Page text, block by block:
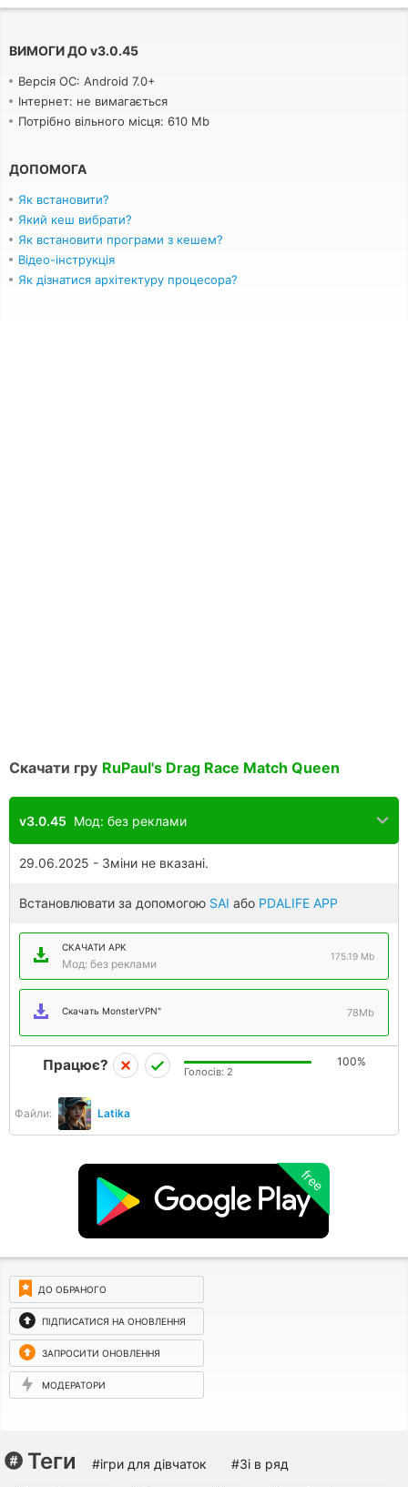
ВИМОГИ ДОv3.0.45
Версія ОС: Android 7.0+
Інтернет: не вимагається
Потрібно вільного місця: 610 Mb
ДОПОМОГА
Як встановити?
Який кеш вибрати?
Як встановити програми з кешем?
Відео-інструкція
Як дізнатися архітектуру процесора?
Скачати гру RuPaul's Drag Race Match Queen
v3.0.45 Мод: без реклами
29.06.2025 - Зміни не вказані.
Встановлювати за допомогою SAI або PDALIFE APP
СКАЧАТИ APK
Мод: без реклами
175.19 Mb
Скачать MonsterVPN" 78Mb
Файли: Latika
Працює? 100%
Голосів: 2
free
ДО ОБРАНОГО
ПІДПИСАТИСЯ НА ОНОВЛЕННЯ
ЗАПРОСИТИ ОНОВЛЕННЯ
МОДЕРАТОРИ
Теги #ігри для дівчаток #3і в ряд